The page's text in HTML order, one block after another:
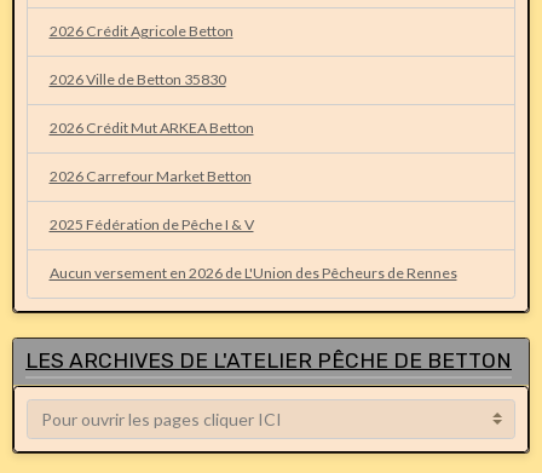
2026 Crédit Agricole Betton
2026 Ville de Betton 35830
2026 Crédit Mut ARKEA Betton
2026 Carrefour Market Betton
2025 Fédération de Pêche I & V
Aucun versement en 2026 de L'Union des Pêcheurs de Rennes
LES ARCHIVES DE L'ATELIER PÊCHE DE BETTON